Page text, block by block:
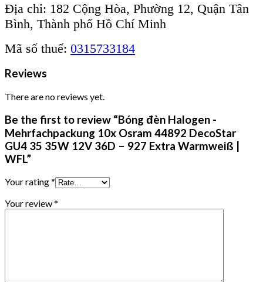
Địa chỉ: 182 Cộng Hòa, Phường 12, Quận Tân
Bình, Thành phố Hồ Chí Minh
Mã số thuế: 0315733184
Reviews
There are no reviews yet.
Be the first to review “Bóng đèn Halogen -
Mehrfachpackung 10x Osram 44892 DecoStar
GU4 35 35W 12V 36D – 927 Extra Warmweiß |
WFL”
Your rating*
Your review*